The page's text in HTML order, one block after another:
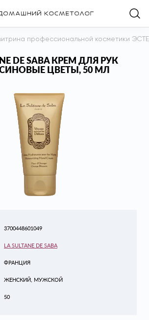
профессиональной косметики
DE SABA КРЕМ ДЛЯ РУК
ЦВЕТЫ, 50 МЛ
3700448601049
LA SULTANE DE SABA
ФРАНЦИЯ
ЖЕНСКИЙ, МУЖСКОЙ
50